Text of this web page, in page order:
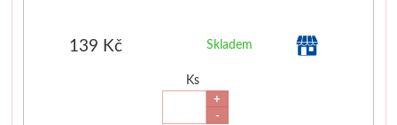
139 Kč Skladem
Ks
+
-